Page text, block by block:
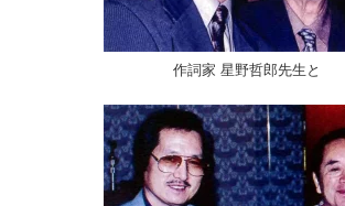
作詞家 星野哲郎先生と